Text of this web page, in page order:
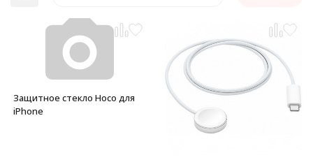
Защитное стекло Hoco для
iPhone